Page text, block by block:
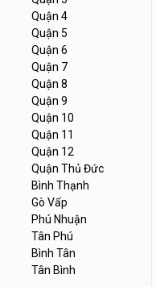
Quận 4
Quận 5
Quận 6
Quận 7
Quận 8
Quận 9
Quận 10
Quận 11
Quận 12
Quận Thủ Đức
Bình Thạnh
Gò Vấp
Phú Nhuận
Tân Phú
Bình Tân
Tân Bình